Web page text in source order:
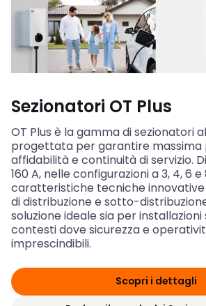
Sezionatori OT Plus
OT Plus è la gamma di sezionatori
progettata per garantire massima
affidabilità e continuità di servizio.
160 A, nelle configurazioni a 3, 4, 6
caratteristiche tecniche
di distribuzione e sotto-
soluzione ideale sia per
contesti dove sicurezza e
imprescindibili.
Scopri i dettagli